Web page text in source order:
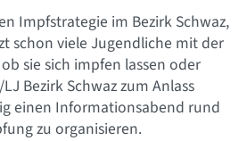
Impfstrategie im Bezirk Schwaz,
schon viele Jugendliche mit der
sie sich impfen lassen oder
Bezirk Schwaz zum Anlass
einen Informationsabend rund
zu organisieren.